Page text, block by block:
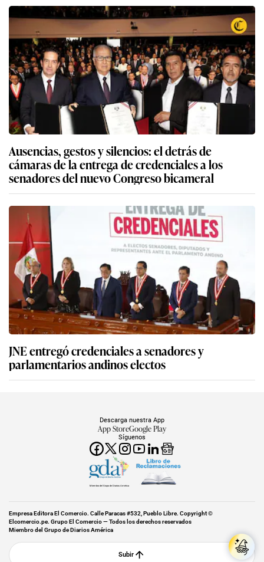
Ausencias, gestos y silencios: el detrás de
cámaras de la entrega de credenciales a los
senadores del nuevo Congreso bicameral
JNE entregó credenciales a senadores y
parlamentarios andinos electos
Síguenos
Descarga nuestra App
App StoreGoogle Play
Miembro del Grupo de Diarios América
Empresa Editora El Comercio. Calle Paracas #532, Pueblo Libre. Copyright ©
Elcomercio.pe. Grupo El Comercio — Todos los derechos reservados
Miembro del Grupo de Diarios América
Subir